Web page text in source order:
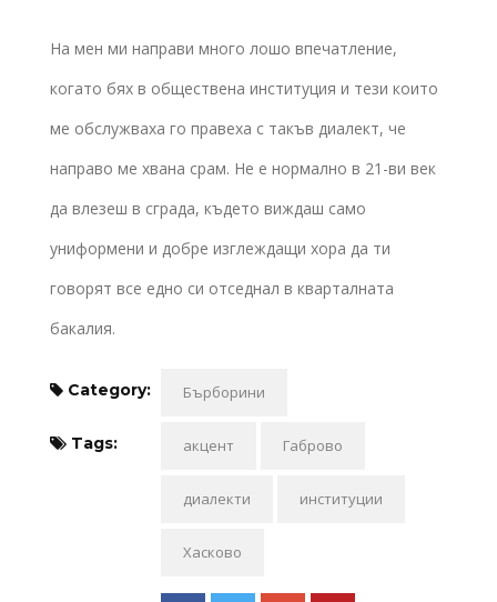
На мен ми направи много лошо впечатление,
когато бях в обществена институция и тези които
ме обслужваха го правеха с такъв диалект, че
направо ме хвана срам. Не е нормално в 21-ви век
да влезеш в сграда, където виждаш само
униформени и добре изглеждащи хора да ти
говорят все едно си отседнал в кварталната
бакалия.
Category: Бърборини
Tags: акцент Габрово
диалекти институции
Хасково